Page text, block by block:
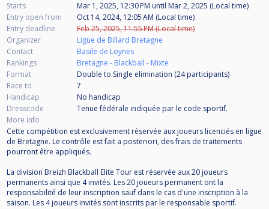
Starts Mar 1, 2025, 12:30 PM until Mar 2, 2025 (Local time)
Entry open from
Oct 14, 2024, 12:05 AM (Local time)
Entry deadline
Feb 25, 2025, 11:55 PM (Local time)
Organizer
Ligue de Billard Bretagne
Contact
Basile de Loynes
Rankings
Bretagne - Blackball - Mixte
Format
Double to Single elimination (24participants)
Race to
7
Handicap
No handicap
Dresscode
Tenue fédérale indiquée par le code sportif.
More info
Cette compétition est exclusivement réservée aux joueurs licenciés en ligue
de Bretagne. Le contrôle est fait a posteriori, des frais de traitements
pourront être appliqués.
La division Breizh Blackball Elite Tour est réservée aux 20 joueurs
permanents ainsi que 4 invités. Les 20 joueurs permanent ont la
responsabilité de leur inscription sauf dans le cas d'une inscription à la
saison. Les 4 joueurs invités sont inscrits par le responsable sportif.